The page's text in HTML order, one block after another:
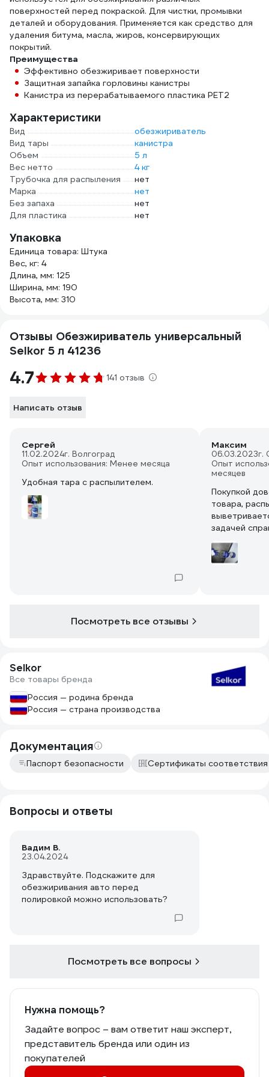
поверхностей перед покраской. Для чистки, промывки
деталей и оборудования. Применяется как средство для
удаления битума, масла, жиров, консервирующих
покрытий.
Преимущества
Эффективно обезжиривает поверхности
Защитная запайка горловины канистры
Канистра из перерабатываемого пластика PET2
Характеристики
Вид
обезжириватель
Вид тары
канистра
Объем
5 л
Вес нетто
4 кг
Трубочка для распыления
нет
Марка
нет
Без запаха
нет
Для пластика
нет
Упаковка
Единица товара: Штука
Вес, кг: 4
Длина, мм: 125
Ширина, мм: 190
Высота, мм: 310
Отзывы Обезжириватель универсальный
Selkor 5 л 41236
4.7 141 отзыв
Написать отзыв
Сергей
11.02.2024г. Волгоград
Опыт использования: Менее месяца
Удобная тара с распылителем.
Максим
06.03.2023г.
Опыт
месяцев
Покупкой
товара,
задачей
продукт.
смазку.
Посмотреть все отзывы
Selkor
Все товары бренда
Россия — родина бренда
Россия — страна производства
Документация
Паспорт безопасности Сертификаты соответствия
Вопросы и ответы
Вадим В.
23.04.2024
Здравствуйте. Подскажите для
обезжиривания авто перед
полировкой можно использовать?
Посмотреть все вопросы
Нужна помощь?
Задайте вопрос – вам ответит наш эксперт,
представитель бренда или один из
покупателей